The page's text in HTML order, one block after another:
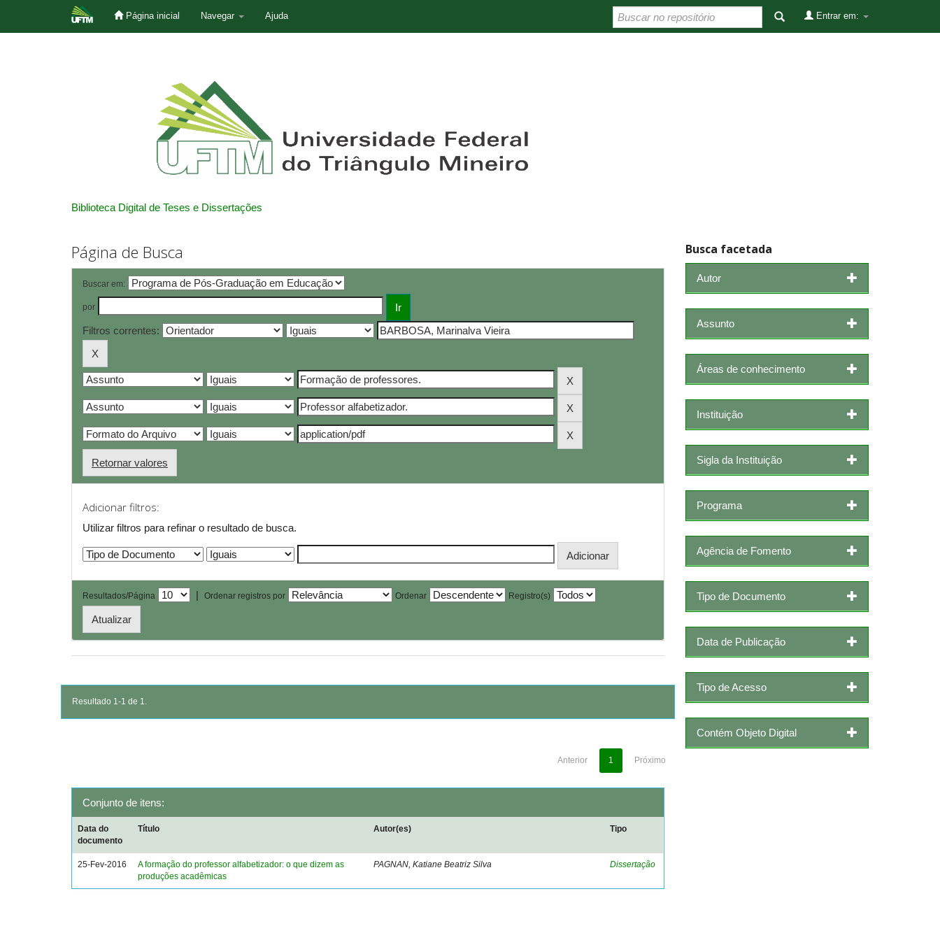
Página inicial Navegar Ajuda Entrar em:
Biblioteca Digital de Teses e Dissertações
Página de Busca
Buscar em:
por
Filtros correntes:
Retornar valores
Adicionar filtros:
Utilizar filtros para refinar o resultado de busca.
Resultados/Página | Ordenar registros por Ordenar Registro(s)
Resultado 1-1 de 1.
Anterior 1 Próximo
Conjunto de itens:
Data do
documento
Título Autor(es) Tipo
25-Fev-2016
A formação do professor alfabetizador: o que dizem as
produções acadêmicas
PAGNAN, Katiane Beatriz Silva Dissertação
Busca facetada
Autor
Assunto
Áreas de conhecimento
Instituição
Sigla da Instituição
Programa
Agência de Fomento
Tipo de Documento
Data de Publicação
Tipo de Acesso
Contém Objeto Digital